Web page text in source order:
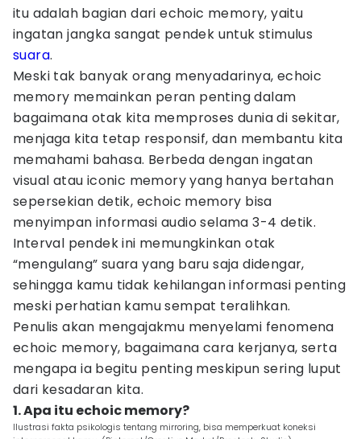
itu adalah bagian dari echoic memory, yaitu
ingatan jangka sangat pendek untuk stimulus
suara.
Meski tak banyak orang menyadarinya, echoic
memory memainkan peran penting dalam
bagaimana otak kita memproses dunia di sekitar,
menjaga kita tetap responsif, dan membantu kita
memahami bahasa. Berbeda dengan ingatan
visual atau iconic memory yang hanya bertahan
sepersekian detik, echoic memory bisa
menyimpan informasi audio selama 3-4 detik.
Interval pendek ini memungkinkan otak
“mengulang” suara yang baru saja didengar,
sehingga kamu tidak kehilangan informasi penting
meski perhatian kamu sempat teralihkan.
Penulis akan mengajakmu menyelami fenomena
echoic memory, bagaimana cara kerjanya, serta
mengapa ia begitu penting meskipun sering luput
dari kesadaran kita.
1. Apa itu echoic memory?
Ilustrasi fakta psikologis tentang mirroring, bisa memperkuat koneksi